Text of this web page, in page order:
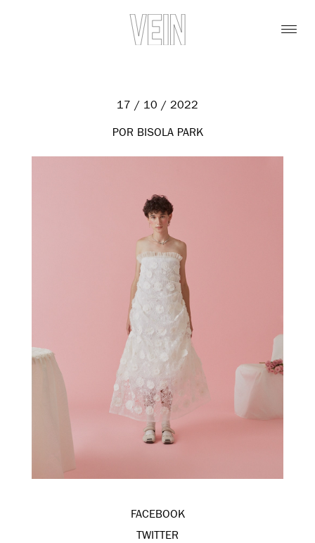
17 / 10 / 2022
POR BISOLA PARK
FACEBOOK
TWITTER